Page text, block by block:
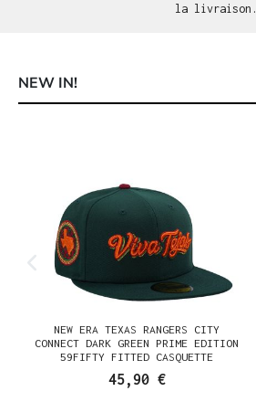
la livraison.
NEW IN!
NEW ERA TEXAS RANGERS CITY
CONNECT DARK GREEN PRIME EDITION
59FIFTY FITTED CASQUETTE
45,90 €